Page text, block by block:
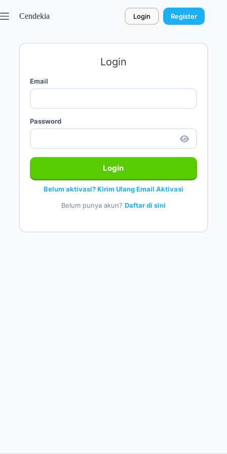
Cendekia Login Register
Login
Email
Password
Login
Belum aktivasi? Kirim Ulang Email Aktivasi
Belum punya akun? Daftar di sini